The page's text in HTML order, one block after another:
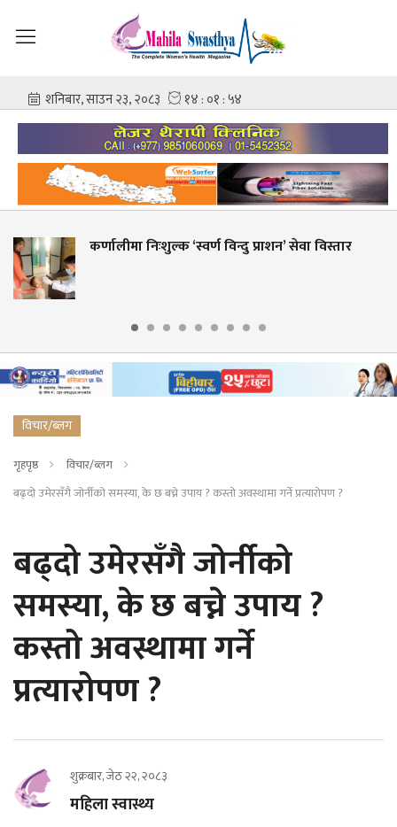
विन्दु प्राशन’ सेवा विस्तार
शहीद गंगालाल
विचार/ब्लग
गृहपृष्ठ
विचार/ब्लग
बढ्दो उमेरसँगै जोर्नीको समस्या, के छ बच्ने उपाय ? कस्तो अवस्थामा गर्ने प्रत्यारोपण ?
बढ्दो उमेरसँगै जोर्नीको
समस्या, के छ बच्ने उपाय ?
कस्तो अवस्थामा गर्ने
प्रत्यारोपण ?
शुक्रबार, जेठ २२, २०८३
महिला स्वास्थ्य